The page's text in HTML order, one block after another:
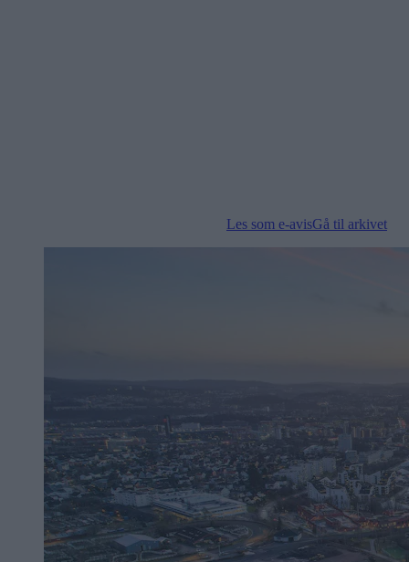
Les som e-avisGå til arkivet